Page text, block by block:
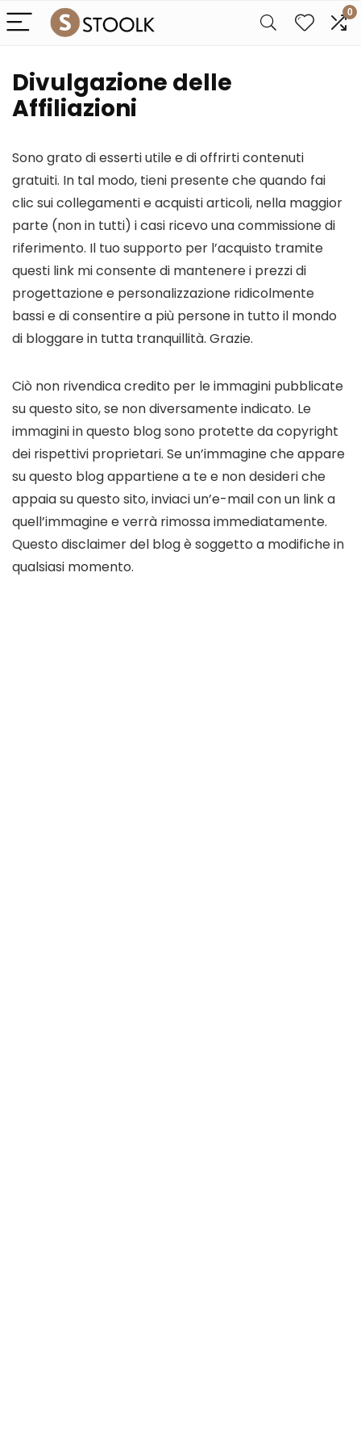
0
Divulgazione delle
Affiliazioni
Sono grato di esserti utile e di offrirti contenuti
gratuiti. In tal modo, tieni presente che quando fai
clic sui collegamenti e acquisti articoli, nella maggior
parte (non in tutti) i casi ricevo una commissione di
riferimento. Il tuo supporto per l’acquisto tramite
questi link mi consente di mantenere i prezzi di
progettazione e personalizzazione ridicolmente
bassi e di consentire a più persone in tutto il mondo
di bloggare in tutta tranquillità. Grazie.
Ciò non rivendica credito per le immagini pubblicate
su questo sito, se non diversamente indicato. Le
immagini in questo blog sono protette da copyright
dei rispettivi proprietari. Se un’immagine che appare
su questo blog appartiene a te e non desideri che
appaia su questo sito, inviaci un’e-mail con un link a
quell’immagine e verrà rimossa immediatamente.
Questo disclaimer del blog è soggetto a modifiche in
qualsiasi momento.